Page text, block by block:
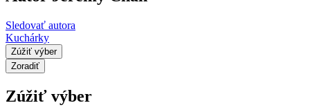
Sledovať autora
Kuchárky
Zúžiť výber
Zoradiť
Zúžiť výber